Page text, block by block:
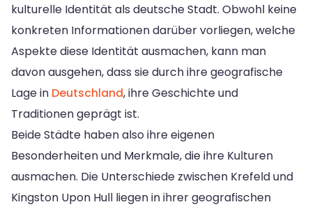
kulturelle Identität als deutsche Stadt. Obwohl keine
konkreten Informationen darüber vorliegen, welche
Aspekte diese Identität ausmachen, kann man
davon ausgehen, dass sie durch ihre geografische
Lage in Deutschland, ihre Geschichte und
Traditionen geprägt ist.
Beide Städte haben also ihre eigenen
Besonderheiten und Merkmale, die ihre Kulturen
ausmachen. Die Unterschiede zwischen Krefeld und
Kingston Upon Hull liegen in ihrer geografischen